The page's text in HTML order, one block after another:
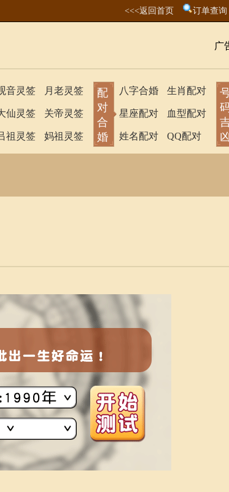
<<<返回首页 订单查询
广
音灵签
仙灵签
祖灵签
月老灵签
关帝灵签
妈祖灵签
配
对
合
婚
八字合婚
星座配对
姓名配对
生肖配对
血型配对
QQ配对
凶